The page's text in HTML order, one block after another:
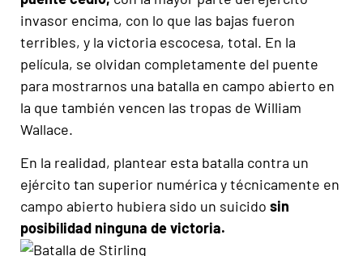
invasor encima, con lo que las bajas fueron
terribles, y la victoria escocesa, total. En la
película, se olvidan completamente del puente
para mostrarnos una batalla en campo abierto en
la que también vencen las tropas de William
Wallace.
En la realidad, plantear esta batalla contra un
ejército tan superior numérica y técnicamente en
campo abierto hubiera sido un suicido sin
posibilidad ninguna de victoria.